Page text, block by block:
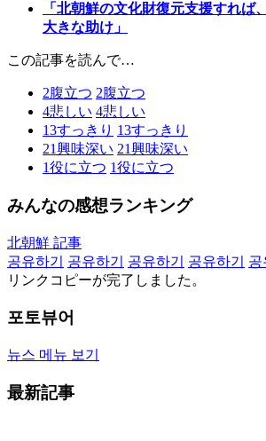
「北朝鮮の文化財復元支援すれば
大きな助け」
この記事を読んで…
2腹立つ 2腹立つ
4悲しい 4悲しい
13すっきり 13すっきり
21興味深い 21興味深い
1役に立つ 1役に立つ
みんなの感想ランキング
北朝鮮 記事
공유하기
공유하기 공유하기 공유하기
공
リンクコピーが完了しました。
포토뷰어
뉴스 메뉴 보기
最新記事